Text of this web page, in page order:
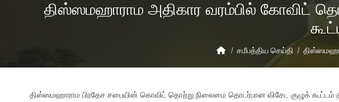
திஸ்ஸமஹாராம அதிகார வரம்பில் கோவிட்
/ சமீபத்திய செய்தி /
திஸ்ஸமஹாராம பிரதேச சபையின் கொவிட் தொற்று நிலைமை தொடர்பான விசேட குழுக்